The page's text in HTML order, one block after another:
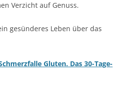
Verzicht auf Genuss.
gesünderes Leben über das
Gluten. Das 30-Tage-